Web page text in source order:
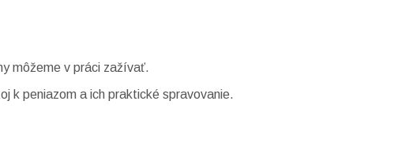
môžeme v práci zažívať.
k peniazom a ich praktické spravovanie.